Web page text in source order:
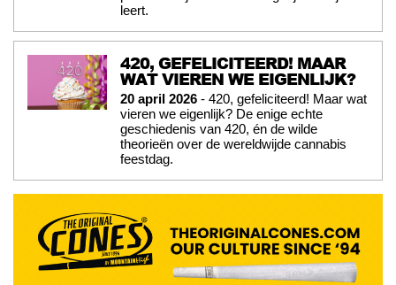
leert.
420, GEFELICITEERD! MAAR
WAT VIEREN WE EIGENLIJK?
20 april 2026 - 420, gefeliciteerd! Maar wat
vieren we eigenlijk? De enige echte
geschiedenis van 420, én de wilde
theorieën over de wereldwijde cannabis
feestdag.